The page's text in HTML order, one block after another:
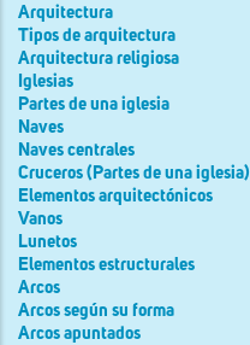
Arquitectura
Tipos de arquitectura
Arquitectura religiosa
Iglesias
Partes de una iglesia
Naves
Naves centrales
Cruceros (Partes de una iglesia)
Elementos arquitectónicos
Vanos
Lunetos
Elementos estructurales
Arcos
Arcos según su forma
Arcos apuntados